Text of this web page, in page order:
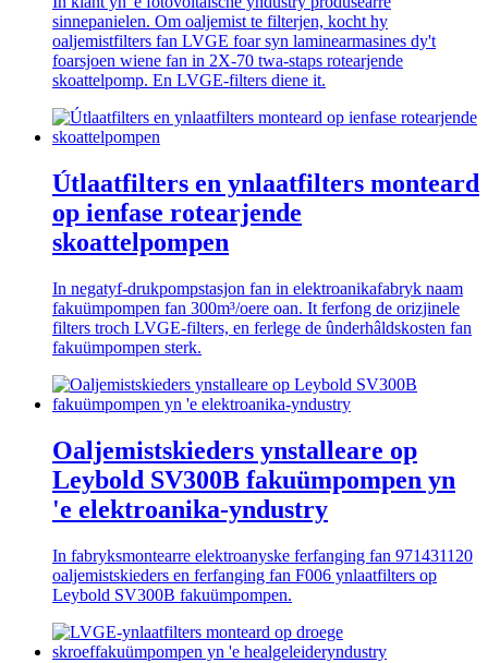
sinnepanielen. Om oaljemist te filterjen, kocht hy
oaljemistfilters fan LVGE foar syn laminearmasines dy't
foarsjoen wiene fan in 2X-70 twa-staps rotearjende
skoattelpomp. En LVGE-filters diene it.
Útlaatfilters en ynlaatfilters monteard
op ienfase rotearjende
skoattelpompen
In negatyf-drukpompstasjon fan in elektroanikafabryk naam
fakuümpompen fan 300m³/oere oan. It ferfong de orizjinele
filters troch LVGE-filters, en ferlege de ûnderhâldskosten fan
fakuümpompen sterk.
Oaljemistskieders ynstalleare op
Leybold SV300B fakuümpompen yn
'e elektroanika-yndustry
In fabryksmontearre elektroanyske ferfanging fan 971431120
oaljemistskieders en ferfanging fan F006 ynlaatfilters op
Leybold SV300B fakuümpompen.